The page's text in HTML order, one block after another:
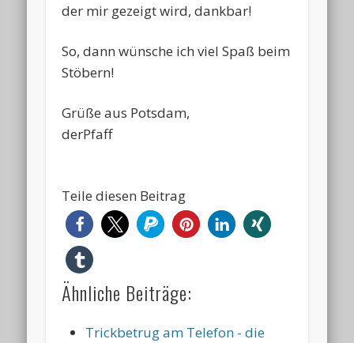
der mir gezeigt wird, dankbar!
So, dann wünsche ich viel Spaß beim
Stöbern!
Grüße aus Potsdam,
derPfaff
Teile diesen Beitrag
Ähnliche Beiträge:
Trickbetrug am Telefon - die